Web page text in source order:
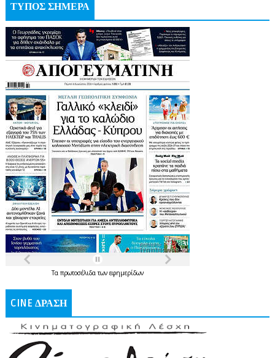
ΤΥΠΟΣ ΣΗΜΕΡΑ
Τα πρωτοσέλιδατων εφημερίδων
CINE ΔΡΑΣΗ